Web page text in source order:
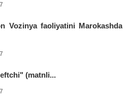
Vozinya faoliyatini Marokashda
(matnli...